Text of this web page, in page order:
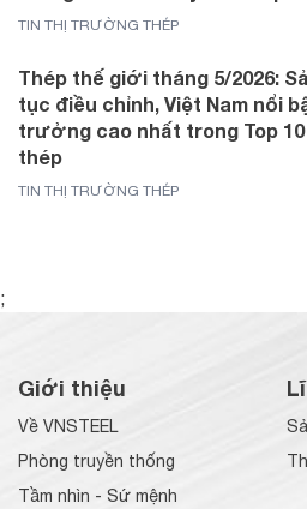
TIN THỊ TRƯỜNG THÉP
Thép thế giới tháng 5/2026:
tục điều chỉnh, Việt Nam nổi
trưởng cao nhất trong Top
thép
TIN THỊ TRƯỜNG THÉP
;
Giới thiệu
Về VNSTEEL
Phòng truyền thống
Tầm nhìn - Sứ mệnh